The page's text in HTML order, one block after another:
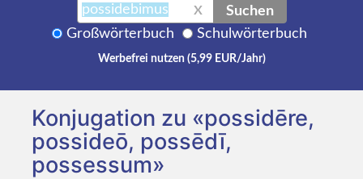
X Suchen
Großwörterbuch Schulwörterbuch
Werbefrei nutzen (5,99 EUR/Jahr)
Konjugation zu «possidēre,
possideō, possēdī,
possessum»